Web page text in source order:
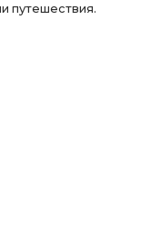
путешествия.